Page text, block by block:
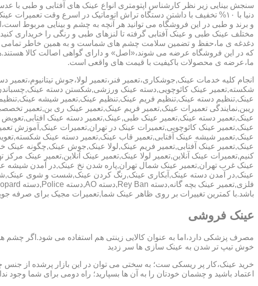
سنجش بینایی زیر نظر کارشناس اپتومتری انواع عینک های آفتابی و طبی با
دنیا با ۱۰% تخفیف با داشتن دستگاه تراش اتوماتیک در اسرع وقت تعمیرات
و برند و طبی در این فروشگاه می توانید هر آنچه به چشم و بینایی مربوط
مختلف عینک طبی و عینک آفتابی گرفته تا لنزهای طبی و رنگی را خریداری
دغدغه ی ما،حفظ و تضمین سلامت چشم های شماست و به همین خاطر تمامی
که در این فروشگاه عرضه می شوند،«اصل» و دارای گواهی اصالت کالا
ما،عرضه ی محصولات باکیفیت با قیمت های واقعی است.
انجام کلیه خدمات عینک,جوشکاری،تعمیر فنر،تعمیر لولا،جوش تیتانیوم،تعمیر
شکسته,تعمیر عینک کائوچویی,دسته عینک ورزشی,شکستن دسته
عینک,تنظیم دسته عینک,تنظیم فریم عینک,تنظیم عینک,تعمیر شیشه
ریبن,نمایندگی تعمیرات عینک,تعمیر فریم عینک,تعمیر عینک ری بن,تعمیر
عینک,تعمیر دسته عینک,تعمیر عینک طبی,عینک,تعمیر دسته عینک
عینک,تعمیر عینک کائوچویی,تعمیرات عینک در تهران,تعمیرات عینک,آموزش
عینک,تعمیر شیشه عینک آفتابی,تعمیر قاب عینک,تعمیر دسته عینک
عینک,تعمیر عینک آفتابی,تعمیر فریم عینک,لولا عینک,جوش عینک,چگونه عینک
کنیم,تعمیرات عینک آنلاین,تعمیر لولا عینک,تعمیر عینک آنلاین,تعمیر عینک مرکز
عینک غرب تهران,تعمیر عینک شمال تهران,پاره شدن نخ عینک,در آمدن شیشه
عینک,در آمدن دسته عینک,آبکاری عینک,رنگ کردن عینک,شست و شوی
باشد.با کمترین تغییرات بر روی ظاهر عینک شما,تعمیرات مجیک برای
عینک فروشی
مصرف پزشکی دارد،اما به عنوان کالایی زینتی هم استفاده می شود.اگر
خوش تیپ تر شدن به عینک سازی ها سر زدید
خرید عینک،کار پر ریسکی ست؛ به سختی می توان در این بازار پرشده از جنس
اعتماد باشید و چشمان خودتان را به آن ها بسپارید؛ راه دومی برای شما